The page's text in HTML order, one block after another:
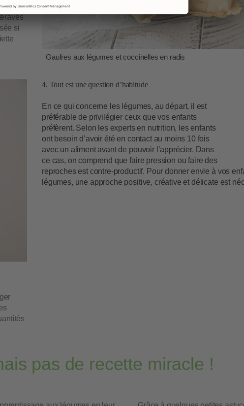
:
si
Gaufres aux légumes et coccinelles en radis
4. Tout est une question d’habitude
En ce qui concerne les légumes, au départ, il est
préférable de privilégier ceux que vos enfants
préfèrent. Selon les experts en nutrition, les enfants
ont besoin d’avoir été en contact au moins 10 fois
avec un aliment avant de pouvoir l’apprécier. Dans
ce cas, on comprend que faire pression ou faire des
reproches est contre-productif. Pour donner envie à vos
légumes, une approche positive, créative et délicate est
pas de recette miracle !